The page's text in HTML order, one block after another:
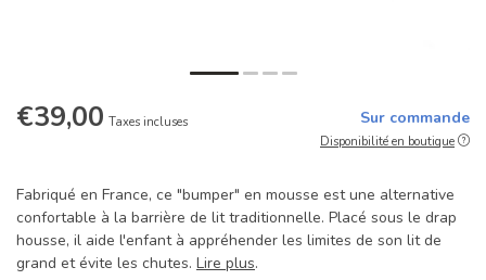
€39,00 Taxes incluses Sur commande
Disponibilité en boutique
Fabriqué en France, ce "bumper" en mousse est une alternative
confortable à la barrière de lit traditionnelle. Placé sous le drap
housse, il aide l'enfant à appréhender les limites de son lit de
grand et évite les chutes. Lire plus.